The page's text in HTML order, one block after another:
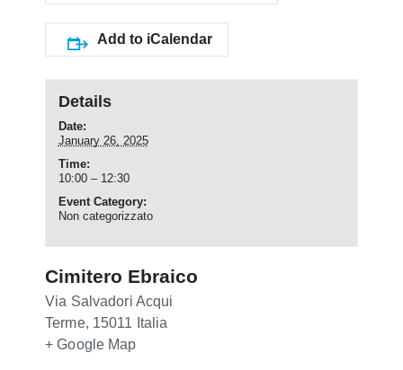
Add to iCalendar
Details
Date:
January 26, 2025
Time:
10:00 – 12:30
Event Category:
Non categorizzato
Cimitero Ebraico
Via Salvadori Acqui
Terme, 15011 Italia
+ Google Map